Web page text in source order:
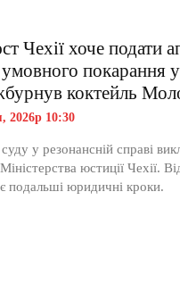
Чехії хоче подати
покарання
коктейль
2026р 10:30
у резонансній справі
юстиції Чехії.
подальші юридичні кроки.